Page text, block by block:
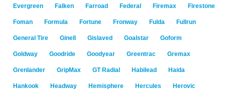
Evergreen Falken Farroad Federal Firemax Firestone
Foman Formula Fortune Fronway Fulda Fullrun
General Tire Ginell Gislaved Goalstar Goform
Goldway Goodride Goodyear Greentrac Gremax
Grenlander GripMax GT Radial Habilead Haida
Hankook Headway Hemisphere Hercules Herovic